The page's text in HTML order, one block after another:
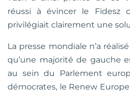
réussi à évincer le Fidesz
privilégiait clairement une
La presse mondiale n’a
qu’une majorité de gauche
au sein du Parlement
démocrates, le Renew